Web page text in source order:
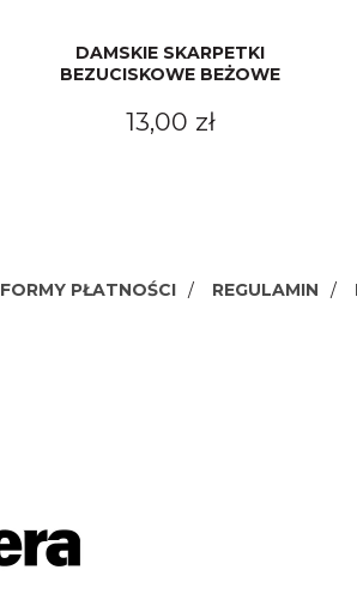
DAMSKIE SKARPETKI
BEZUCISKOWE BEŻOWE
13,00 zł
FORMY PŁATNOŚCI REGULAMIN